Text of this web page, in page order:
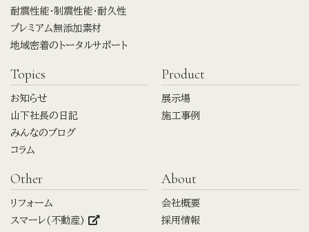
耐震性能・制震性能・耐久性
プレミアム無添加素材
地域密着のトータルサポート
Topics
お知らせ
山下社長の日記
みんなのブログ
コラム
Product
展示場
施工事例
Other
リフォーム
スマーレ(不動産)
About
会社概要
採用情報